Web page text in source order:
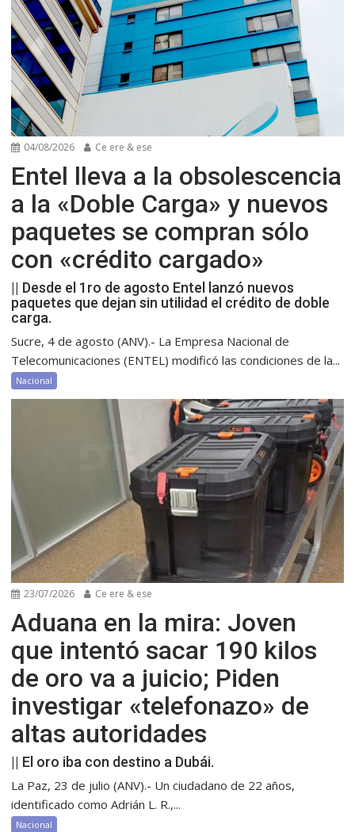
04/08/2026 Ce ere & ese
Entel lleva a la obsolescencia
a la «Doble Carga» y nuevos
paquetes se compran sólo
con «crédito cargado»
|| Desde el 1ro de agosto Entel lanzó nuevos
paquetes que dejan sin utilidad el crédito de doble
carga.
Sucre, 4 de agosto (ANV).- La Empresa Nacional de
Telecomunicaciones (ENTEL) modificó las condiciones de la...
Nacional
23/07/2026 Ce ere & ese
Aduana en la mira: Joven
que intentó sacar 190 kilos
de oro va a juicio; Piden
investigar «telefonazo» de
altas autoridades
|| El oro iba con destino a Dubái.
La Paz, 23 de julio (ANV).- Un ciudadano de 22 años,
identificado como Adrián L. R.,...
Nacional